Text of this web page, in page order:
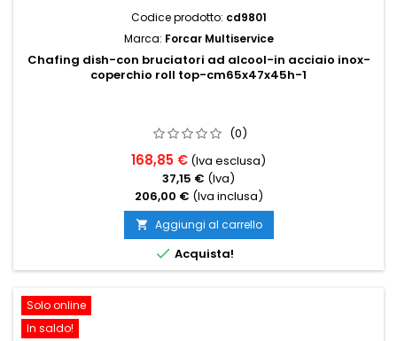
Codice prodotto: cd9801
Marca: Forcar Multiservice
Chafing dish-con bruciatori ad alcool-in acciaio inox-
coperchio roll top-cm65x47x45h-1
(0)
168,85 € (Iva esclusa)
37,15 € (Iva)
206,00 € (Iva inclusa)
 Aggiungi al carrello
 Acquista!
Solo online
In saldo!